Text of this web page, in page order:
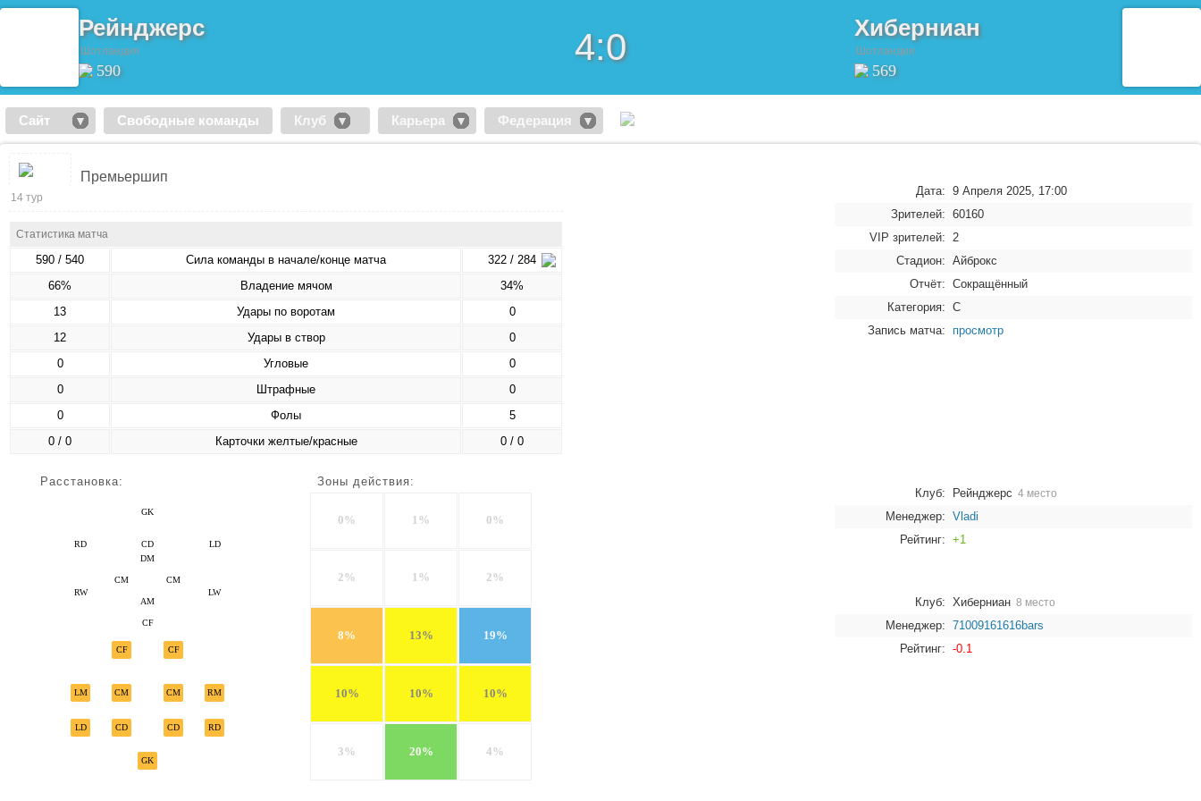
Рейнджерс
Шотландия
590
4:0 Хиберниан
Шотландия
569
Сайт Свободные команды Клуб Карьера Федерация
Премьершип
14 тур Дата: 9 Апреля 2025, 17:00
Зрителей: 60160
VIP зрителей: 2
Стадион: Айброкс
Отчёт: Сокращённый
Категория: C
Запись матча:
просмотр
Статистика матча
590 / 540 Сила команды в начале/конце матча
322 / 284
66%
Владение мячом
34%
13
Удары по воротам
0
12
Удары в створ
0
0
Угловые
0
0
Штрафные
0
0
Фолы
5
0 / 0
Карточки желтые/красные 0 / 0
Расстановка:
GK
LD
RD
CD
DM
CM
LW
RW
CM
AM
CF
GK
LD RD
CD CD
CM
LM CM RM
CF CF
Зоны действия:
0% 1% 0%
2% 1% 2%
8% 13% 19%
10% 10% 10%
3% 20% 4%
Клуб: Рейнджерс 4 место
Менеджер: Vladi
Рейтинг: +1
Клуб: Хиберниан 8 место
Менеджер: 71009161616bars
Рейтинг: -0.1